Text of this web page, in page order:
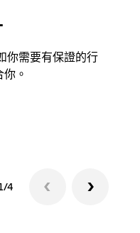
你需要有保證的行
。
4